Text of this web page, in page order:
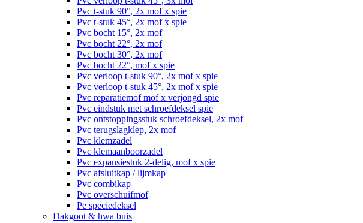
Pvc t-stuk 90°, 2x mof x spie
Pvc t-stuk 45°, 2x mof x spie
Pvc bocht 15°, 2x mof
Pvc bocht 22°, 2x mof
Pvc bocht 30°, 2x mof
Pvc bocht 22°, mof x spie
Pvc verloop t-stuk 90°, 2x mof x spie
Pvc verloop t-stuk 45°, 2x mof x spie
Pvc reparatiemof mof x verjongd spie
Pvc eindstuk met schroefdeksel spie
Pvc ontstoppingsstuk schroefdeksel, 2x mof
Pvc terugslagklep, 2x mof
Pvc klemzadel
Pvc klemaanboorzadel
Pvc expansiestuk 2-delig, mof x spie
Pvc afsluitkap / lijmkap
Pvc combikap
Pvc overschuifmof
Pe speciedeksel
Dakgoot & hwa buis